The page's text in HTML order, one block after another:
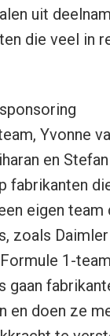
uit
die veel in
Yvonne
en
fabrikanten
eigen team
zoals
1-
en doen ze